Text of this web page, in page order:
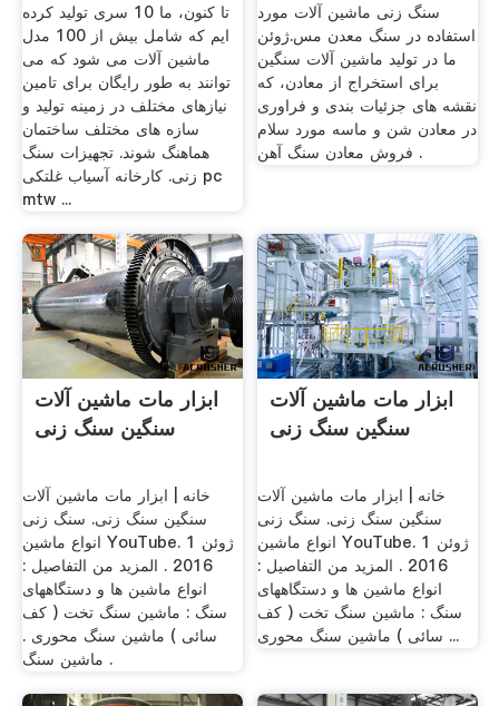
تا کنون، ما 10 سری تولید کرده
ایم که شامل بیش از 100 مدل
ماشین آلات می شود که می
توانند به طور رایگان برای تامین
نیازهای مختلف در زمینه تولید و
سازه های مختلف ساختمان
هماهنگ شوند. تجهیزات سنگ
زنی. کارخانه آسیاب غلتکی pc
mtw ...
سنگ زنی ماشین آلات مورد
استفاده در سنگ معدن مس.ژوئن
ما در تولید ماشین آلات سنگین
برای استخراج از معادن، که
نقشه های جزئیات بندی و فراوری
در معادن شن و ماسه مورد سلام
فروش معادن سنگ آهن .
ابزار مات ماشین آلات
سنگین سنگ زنی
خانه | ابزار مات ماشین آلات
سنگین سنگ زنی. سنگ زنی
انواع ماشین YouTube. 1 ژوئن
2016 . المزيد من التفاصيل :
انواع ماشین ها و دستگاههای
سنگ : ماشین سنگ تخت ( کف
سائی ) ماشین سنگ محوری .
ماشین سنگ .
ابزار مات ماشین آلات
سنگین سنگ زنی
خانه | ابزار مات ماشین آلات
سنگین سنگ زنی. سنگ زنی
انواع ماشین YouTube. 1 ژوئن
2016 . المزيد من التفاصيل :
انواع ماشین ها و دستگاههای
سنگ : ماشین سنگ تخت ( کف
سائی ) ماشین سنگ محوری ...